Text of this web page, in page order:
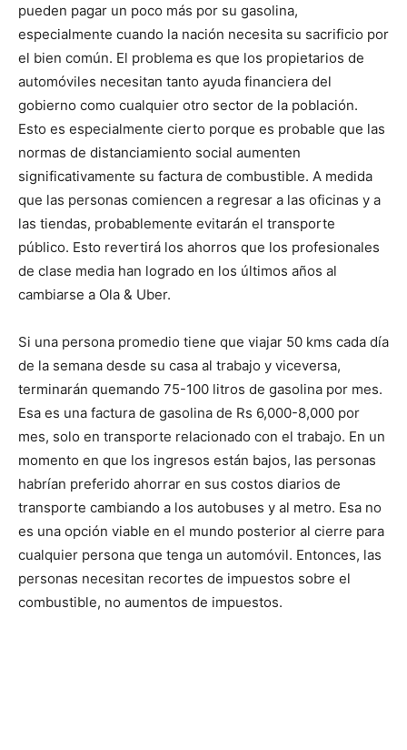
pueden pagar un poco más por su gasolina,
especialmente cuando la nación necesita su sacrificio por
el bien común. El problema es que los propietarios de
automóviles necesitan tanto ayuda financiera del
gobierno como cualquier otro sector de la población.
Esto es especialmente cierto porque es probable que las
normas de distanciamiento social aumenten
significativamente su factura de combustible. A medida
que las personas comiencen a regresar a las oficinas y a
las tiendas, probablemente evitarán el transporte
público. Esto revertirá los ahorros que los profesionales
de clase media han logrado en los últimos años al
cambiarse a Ola & Uber.
Si una persona promedio tiene que viajar 50 kms cada día
de la semana desde su casa al trabajo y viceversa,
terminarán quemando 75-100 litros de gasolina por mes.
Esa es una factura de gasolina de Rs 6,000-8,000 por
mes, solo en transporte relacionado con el trabajo. En un
momento en que los ingresos están bajos, las personas
habrían preferido ahorrar en sus costos diarios de
transporte cambiando a los autobuses y al metro. Esa no
es una opción viable en el mundo posterior al cierre para
cualquier persona que tenga un automóvil. Entonces, las
personas necesitan recortes de impuestos sobre el
combustible, no aumentos de impuestos.